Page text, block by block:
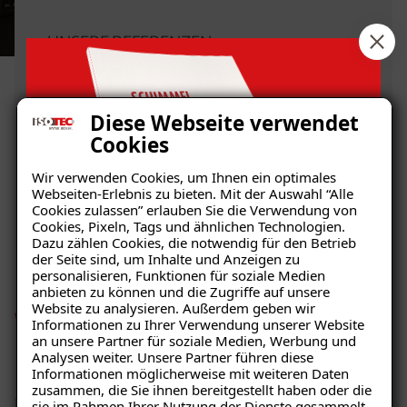
Diese Webseite verwendet
Cookies
Wir verwenden Cookies, um Ihnen ein optimales
Webseiten-Erlebnis zu bieten. Mit der Auswahl “Alle
Cookies zulassen” erlauben Sie die Verwendung von
Cookies, Pixeln, Tags und ähnlichen Technologien.
Dazu zählen Cookies, die notwendig für den Betrieb
der Seite sind, um Inhalte und Anzeigen zu
personalisieren, Funktionen für soziale Medien
anbieten zu können und die Zugriffe auf unsere
Website zu analysieren. Außerdem geben wir
Informationen zu Ihrer Verwendung unserer Website
an unsere Partner für soziale Medien, Werbung und
Analysen weiter. Unsere Partner führen diese
Informationen möglicherweise mit weiteren Daten
zusammen, die Sie ihnen bereitgestellt haben oder die
UNSERE REFERENZEN
Unsere zufriedenen
Kunden im Raum Bad
Waldsee
Mehr erfahren
Wie Sie effektiv Echten
Hausschwamm vorbeugen
Da der Echte Hausschwamm nur bei einem erhöhten
Ratgeber „Schimmel“
– jetzt kostenlos erhalten!